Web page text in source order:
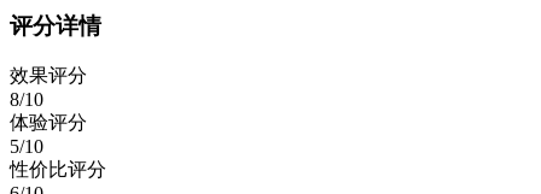
评分详情
效果评分
8/10
体验评分
5/10
性价比评分